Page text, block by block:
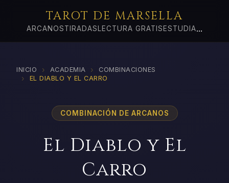
TAROT DE MARSELLA
ARCANOSTIRADAS LECTURA GRATIS ESTUDIA...
INICIO › ACADEMIA › COMBINACIONES
› EL DIABLO Y EL CARRO
COMBINACIÓN DE ARCANOS
El Diablo y El
Carro